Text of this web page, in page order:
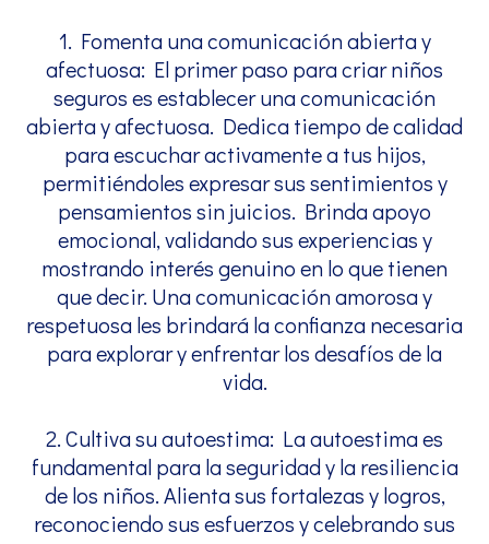
1. Fomenta una comunicación abierta y
afectuosa: El primer paso para criar niños
seguros es establecer una comunicación
abierta y afectuosa. Dedica tiempo de calidad
para escuchar activamente a tus hijos,
permitiéndoles expresar sus sentimientos y
pensamientos sin juicios. Brinda apoyo
emocional, validando sus experiencias y
mostrando interés genuino en lo que tienen
que decir. Una comunicación amorosa y
respetuosa les brindará la confianza necesaria
para explorar y enfrentar los desafíos de la
vida.
2. Cultiva su autoestima: La autoestima es
fundamental para la seguridad y la resiliencia
de los niños. Alienta sus fortalezas y logros,
reconociendo sus esfuerzos y celebrando sus